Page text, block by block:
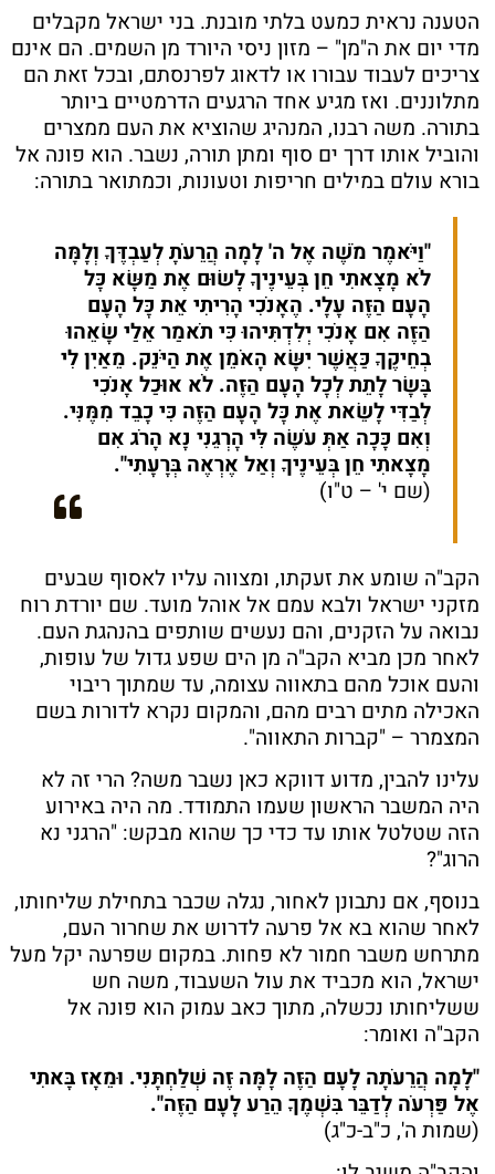
הטענה נראית כמעט בלתי מובנת. בני ישראל מקבלים
מדי יום את ה"מן" – מזון ניסי היורד מן השמים. הם אינם
צריכים לעבוד עבורו או לדאוג לפרנסתם, ובכל זאת הם
מתלוננים. ואז מגיע אחד הרגעים הדרמטיים ביותר
בתורה. משה רבנו, המנהיג שהוציא את העם ממצרים
והוביל אותו דרך ים סוף ומתן תורה, נשבר. הוא פונה אל
בורא עולם במילים חריפות וטעונות, וכמתואר בתורה:
"וַיֹּאמֶר מֹשֶׁה אֶל ה' לָמָה הֲרֵעֹתָ לְעַבְדֶּךָ וְלָמָּה
לֹא מָצָאתִי חֵן בְּעֵינֶיךָ לָשׂוּם אֶת מַשָּׂא כׇּל
הָעָם הַזֶּה עָלָי. הֶאָנֹכִי הָרִיתִי אֵת כׇּל הָעָם
הַזֶּה אִם אָנֹכִי יְלִדְתִּיהוּ כִּי תֹאמַר אֵלַי שָׂאֵהוּ
בְחֵיקֶךָ כַּאֲשֶׁר יִשָּׂא הָאֹמֵן אֶת הַיֹּנֵק. מֵאַיִן לִי
בָּשָׂר לָתֵת לְכׇל הָעָם הַזֶּה. לֹא אוּכַל אָנֹכִי
לְבַדִּי לָשֵׂאת אֶת כׇּל הָעָם הַזֶּה כִּי כָבֵד מִמֶּנִּי.
וְאִם כָּכָה אַתְּ עֹשֶׂה לִּי הׇרְגֵנִי נָא הָרֹג אִם
מָצָאתִי חֵן בְּעֵינֶיךָ וְאַל אֶרְאֶה בְּרָעָתִי".
(שם י' – ט"ו)
הקב"ה שומע את זעקתו, ומצווה עליו לאסוף שבעים
מזקני ישראל ולבא עמם אל אוהל מועד. שם יורדת רוח
נבואה על הזקנים, והם נעשים שותפים בהנהגת העם.
לאחר מכן מביא הקב"ה מן הים שפע גדול של עופות,
והעם אוכל מהם בתאווה עצומה, עד שמתוך ריבוי
האכילה מתים רבים מהם, והמקום נקרא לדורות בשם
המצמרר – "קברות התאווה".
עלינו להבין, מדוע דווקא כאן נשבר משה? הרי זה לא
היה המשבר הראשון שעמו התמודד. מה היה באירוע
הזה שטלטל אותו עד כדי כך שהוא מבקש: "הרגני נא
הרוג"?
בנוסף, אם נתבונן לאחור, נגלה שכבר בתחילת שליחותו,
לאחר שהוא בא אל פרעה לדרוש את שחרור העם,
מתרחש משבר חמור לא פחות. במקום שפרעה יקל מעל
ישראל, הוא מכביד את עול השעבוד, משה חש
ששליחותו נכשלה, מתוך כאב עמוק הוא פונה אל
הקב"ה ואומר:
"לָמָה הֲרֵעֹתָה לָעָם הַזֶּה לָמָּה זֶּה שְׁלַחְתָּנִי. וּמֵאָז בָּאתִי
אֶל פַּרְעֹה לְדַבֵּר בִּשְׁמֶךָ הֵרַע לָעָם הַזֶּה".
(שמות ה', כ"ב-כ"ג)